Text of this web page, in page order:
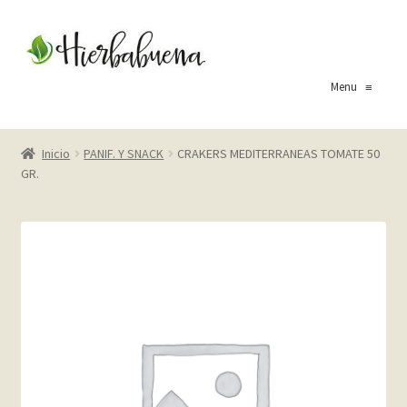
aal
Menu≡
Inicio
About Us
Blog
Inicio PANIF. Y SNACK
CRAKERS MEDITERRANEAS TOMATE 50
GR.